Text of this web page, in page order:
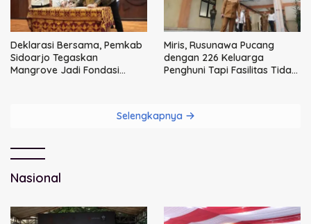
Deklarasi Bersama, Pemkab
Sidoarjo Tegaskan
Mangrove Jadi Fondasi
Miris, Rusunawa Pucang
dengan 226 Keluarga
Penghuni Tapi Fasilitas Tidak
Selengkapnya
Nasional